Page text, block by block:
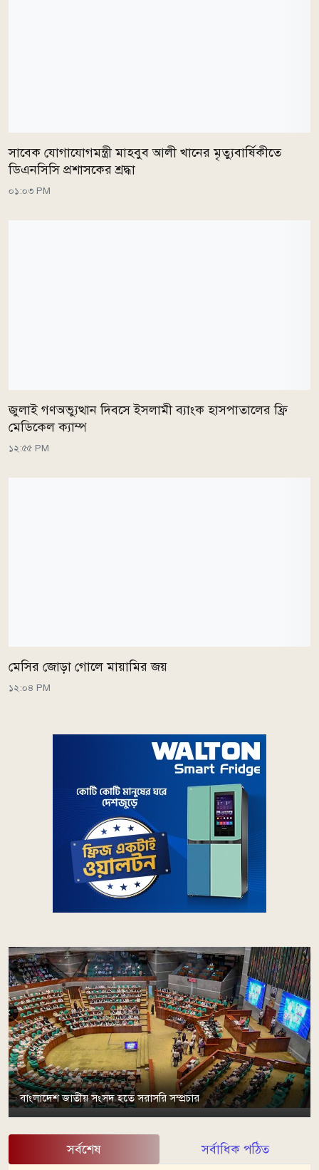
সাবেক যোগাযোগমন্ত্রী মাহবুব আলী খানের মৃত্যুবার্ষিকীতে
ডিএনসিসি প্রশাসকের শ্রদ্ধা
০১:০৩ PM
জুলাই গণঅভ্যুত্থান দিবসে ইসলামী ব্যাংক হাসপাতালের ফ্রি
মেডিকেল ক্যাম্প
১২:৫৫ PM
মেসির জোড়া গোলে মায়ামির জয়
১২:০৪ PM
বাংলাদেশ জাতীয় সংসদ হতে সরাসরি সম্প্রচার
সর্বশেষ সর্বাধিক পঠিত